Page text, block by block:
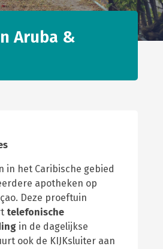
Aruba &
in het Caribische gebied
apotheken op
Deze proeftuin
telefonische
in de dagelijkse
ook de KIJKsluiter aan